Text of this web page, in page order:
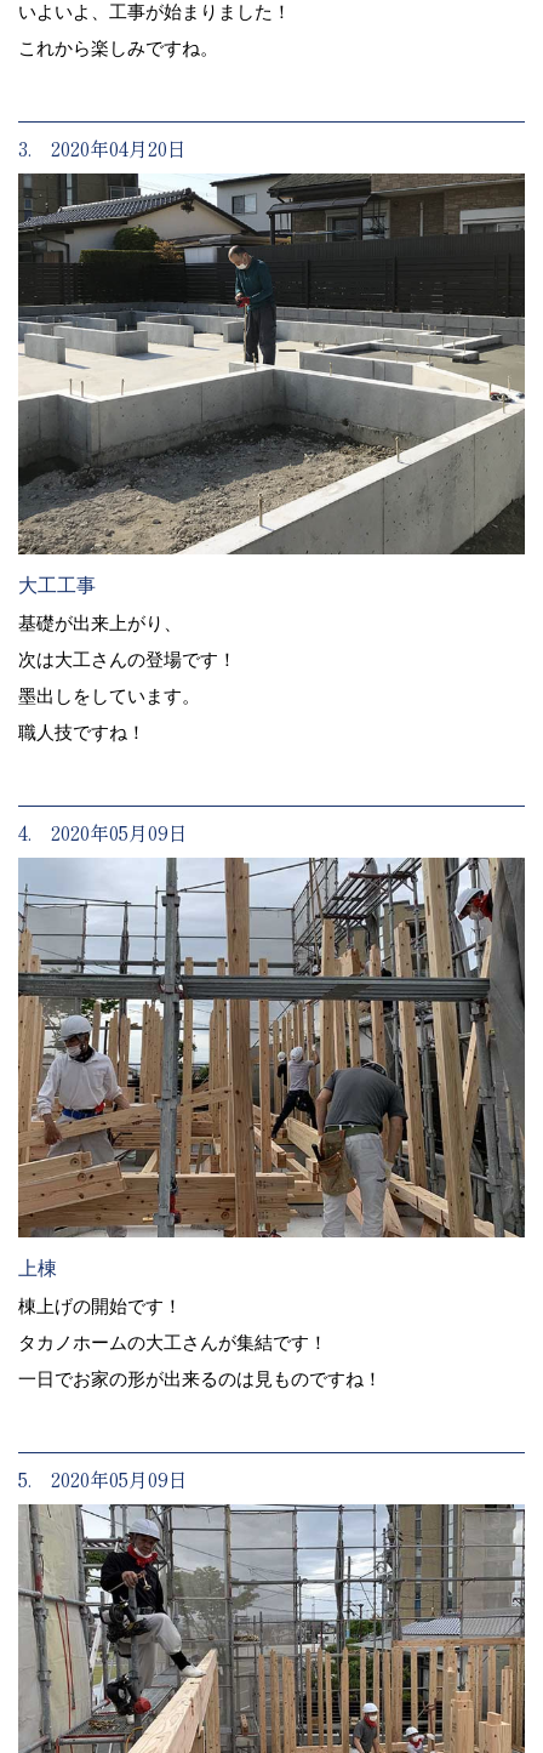
いよいよ、工事が始まりました！
これから楽しみですね。
3. 2020年04月20日
大工工事
基礎が出来上がり、
次は大工さんの登場です！
墨出しをしています。
職人技ですね！
4. 2020年05月09日
上棟
棟上げの開始です！
タカノホームの大工さんが集結です！
一日でお家の形が出来るのは見ものですね！
5. 2020年05月09日